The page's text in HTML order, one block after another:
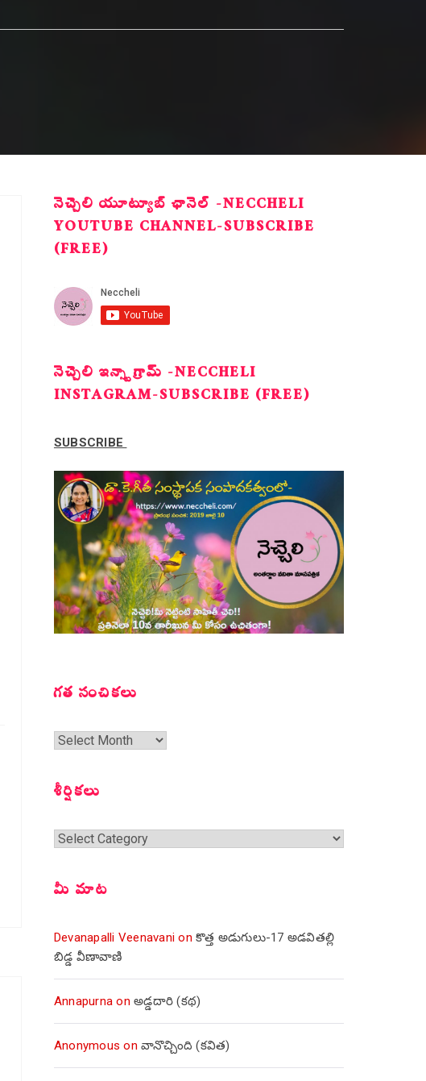
నెచ్చెలి యూట్యూబ్ ఛానెల్ -NECCHELI
YOUTUBE CHANNEL-SUBSCRIBE
(FREE)
నెచ్చెలి ఇన్స్టాగ్రామ్ -NECCHELI
INSTAGRAM-SUBSCRIBE (FREE)
SUBSCRIBE
గత సంచికలు
గత
శీర్షికలు
శీర్షికలు
మీ మాట
Devanapalli Veenavani onకొత్త అడుగులు-17 అడవితల్లి
బిడ్డ వీణావాణి
Annapurna onఅడ్డదారి (కథ)
Anonymous onవానొచ్చింది (కవిత)